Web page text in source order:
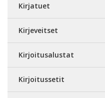
Kirjatuet
Kirjeveitset
Kirjoitusalustat
Kirjoitussetit